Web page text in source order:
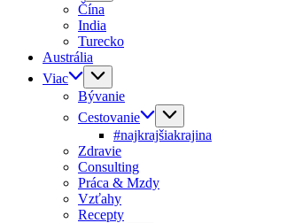
Čína
India
Turecko
Austrália
Viac
Bývanie
Cestovanie
#najkrajšiakrajina
Zdravie
Consulting
Práca & Mzdy
Vzťahy
Recepty